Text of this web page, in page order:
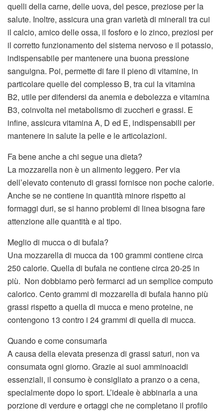
quelli della carne, delle uova, del pesce, preziose per la
salute. Inoltre, assicura una gran varietà di minerali tra cui
il calcio, amico delle ossa, il fosforo e lo zinco, preziosi per
il corretto funzionamento del sistema nervoso e il potassio,
indispensabile per mantenere una buona pressione
sanguigna. Poi, permette di fare il pieno di vitamine, in
particolare quelle del complesso B, tra cui la vitamina
B2, utile per difendersi da anemia e debolezza e vitamina
B3, coinvolta nel metabolismo di zuccheri e grassi. E
infine, assicura vitamina A, D ed E, indispensabili per
mantenere in salute la pelle e le articolazioni.
Fa bene anche a chi segue una dieta?
La mozzarella non è un alimento leggero. Per via
dell’elevato contenuto di grassi fornisce non poche calorie.
Anche se ne contiene in quantità minore rispetto ai
formaggi duri, se si hanno problemi di linea bisogna fare
attenzione alle quantità e al tipo.
Meglio di mucca o di bufala?
Una mozzarella di mucca da 100 grammi contiene circa
250 calorie. Quella di bufala ne contiene circa 20-25 in
più. Non dobbiamo però fermarci ad un semplice computo
calorico. Cento grammi di mozzarella di bufala hanno più
grassi rispetto a quella di mucca e meno proteine, ne
contengono 13 contro i 24 grammi di quella di mucca.
Quando e come consumarla
A causa della elevata presenza di grassi saturi, non va
consumata ogni giorno. Grazie ai suoi amminoacidi
essenziali, il consumo è consigliato a pranzo o a cena,
specialmente dopo lo sport. L’ideale è abbinarla a una
porzione di verdure e ortaggi che ne completano il profilo